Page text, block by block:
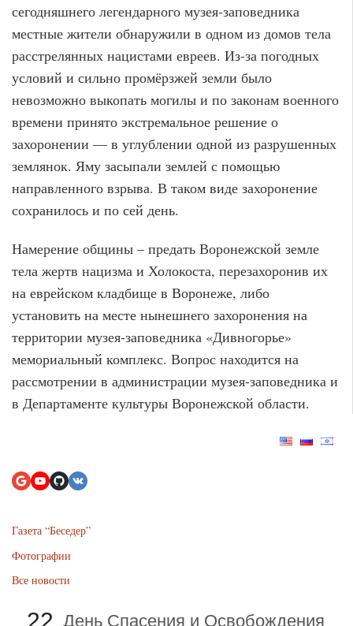
сегодняшнего легендарного музея-заповедника
местные жители обнаружили в одном из домов тела
расстрелянных нацистами евреев. Из-за погодных
условий и сильно промёрзжей земли было
невозможно выкопать могилы и по законам военного
времени принято экстремальное решение о
захоронении — в углублении одной из разрушенных
землянок. Яму засыпали землей с помощью
направленного взрыва. В таком виде захоронение
сохранилось и по сей день.
Намерение общины – предать Воронежской земле
тела жертв нацизма и Холокоста, перезахоронив их
на еврейском кладбище в Воронеже, либо
установить на месте нынешнего захоронения на
территории музея-заповедника «Дивногорье»
мемориальный комплекс. Вопрос находится на
рассмотрении в администрации музея-заповедника и
в Департаменте культуры Воронежской области.
Газета “Беседер”
Фотографии
Все новости
День Спасения и Освобождения